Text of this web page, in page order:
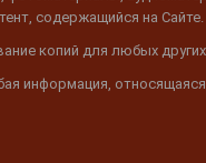
содержащийся на Сайте.
копий для любых других
информация,